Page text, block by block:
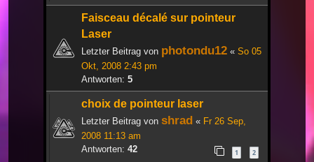
Faisceau décalé sur pointeur
Laser
Letzter Beitrag von photondu12 « So 05
Okt, 2008 2:43 pm
Antworten: 5
choix de pointeur laser
Letzter Beitrag von shrad « Fr 26 Sep,
2008 11:13 am
Antworten: 42 1 2